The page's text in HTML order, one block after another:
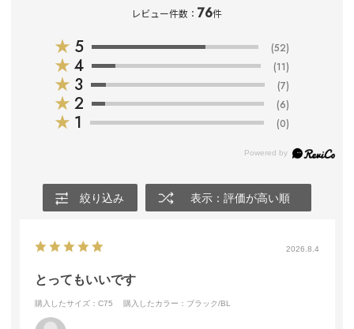
レビュー件数：76件
★ 5 (52)
★ 4 (11)
★ 3 (7)
★ 2 (6)
★ 1 (0)
絞り込み 表示：評価が高い順
2026.8.4
とってもいいです
購入したサイズ：C75 購入したカラー：ブラック/BL